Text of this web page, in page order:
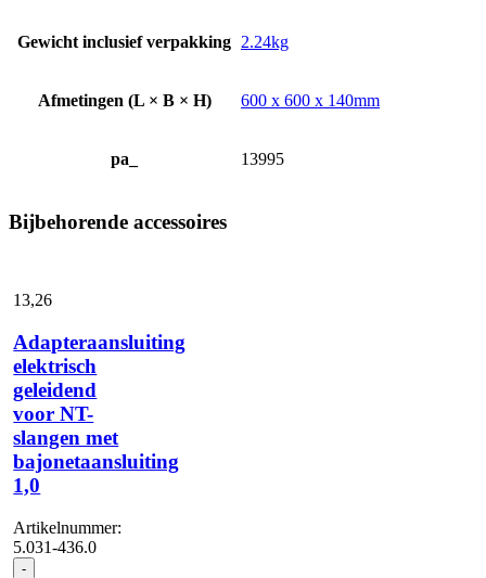
Gewicht inclusief verpakking 2.24kg
Afmetingen (L × B × H) 600 x 600 x 140mm
pa_ 13995
Bijbehorende accessoires
13,26
Adapteraansluiting
elektrisch
geleidend
voor NT-
slangen met
bajonetaansluiting
1,0
Artikelnummer:
5.031-436.0
- Adapteraansluiting